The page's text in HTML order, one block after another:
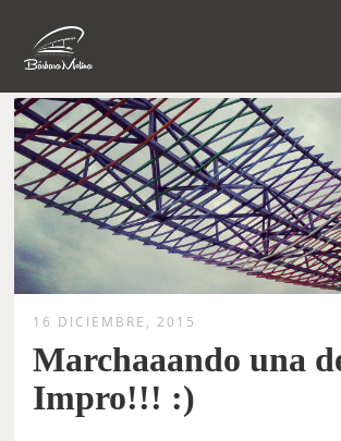
16 DICIEMBRE, 2015
Marchaaando una
Impro!!! :)